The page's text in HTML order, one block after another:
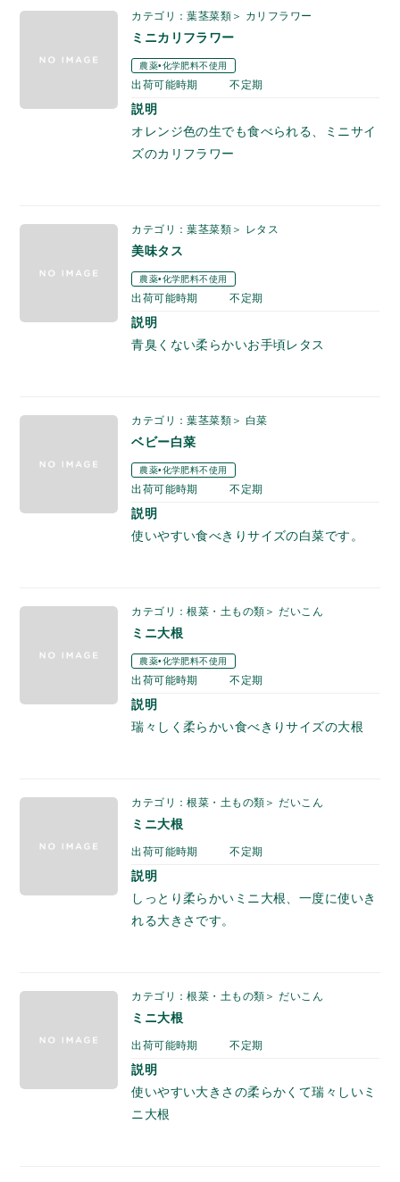
カテゴリ：葉茎菜類＞ カリフラワー
ミニカリフラワー
農薬•化学肥料不使用
出荷可能時期 不定期
説明
オレンジ色の生でも食べられる、ミニサイ
ズのカリフラワー
カテゴリ：葉茎菜類＞ レタス
美味タス
農薬•化学肥料不使用
出荷可能時期 不定期
説明
青臭くない柔らかいお手頃レタス
カテゴリ：葉茎菜類＞ 白菜
ベビー白菜
農薬•化学肥料不使用
出荷可能時期 不定期
説明
使いやすい食べきりサイズの白菜です。
カテゴリ：根菜・土もの類＞ だいこん
ミニ大根
農薬•化学肥料不使用
出荷可能時期 不定期
説明
瑞々しく柔らかい食べきりサイズの大根
カテゴリ：根菜・土もの類＞ だいこん
ミニ大根
出荷可能時期 不定期
説明
しっとり柔らかいミニ大根、一度に使いき
れる大きさです。
カテゴリ：根菜・土もの類＞ だいこん
ミニ大根
出荷可能時期 不定期
説明
使いやすい大きさの柔らかくて瑞々しいミ
ニ大根